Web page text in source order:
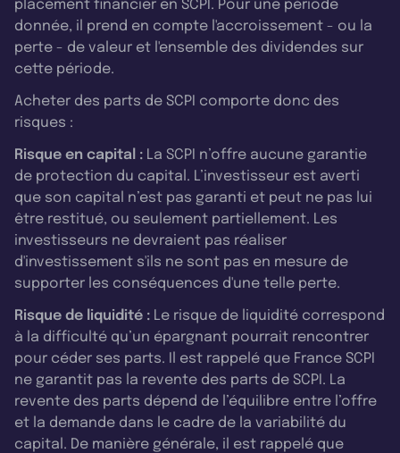
placement financier en SCPI. Pour une période
donnée, il prend en compte l'accroissement - ou la
perte - de valeur et l'ensemble des dividendes sur
cette période.
Acheter des parts de SCPI comporte donc des
risques :
Risque en capital : La SCPI n’offre aucune garantie
de protection du capital. L’investisseur est averti
que son capital n’est pas garanti et peut ne pas lui
être restitué, ou seulement partiellement. Les
investisseurs ne devraient pas réaliser
d'investissement s'ils ne sont pas en mesure de
supporter les conséquences d'une telle perte.
Risque de liquidité : Le risque de liquidité correspond
à la difficulté qu’un épargnant pourrait rencontrer
pour céder ses parts. Il est rappelé que France SCPI
ne garantit pas la revente des parts de SCPI. La
revente des parts dépend de l’équilibre entre l’offre
et la demande dans le cadre de la variabilité du
capital. De manière générale, il est rappelé que